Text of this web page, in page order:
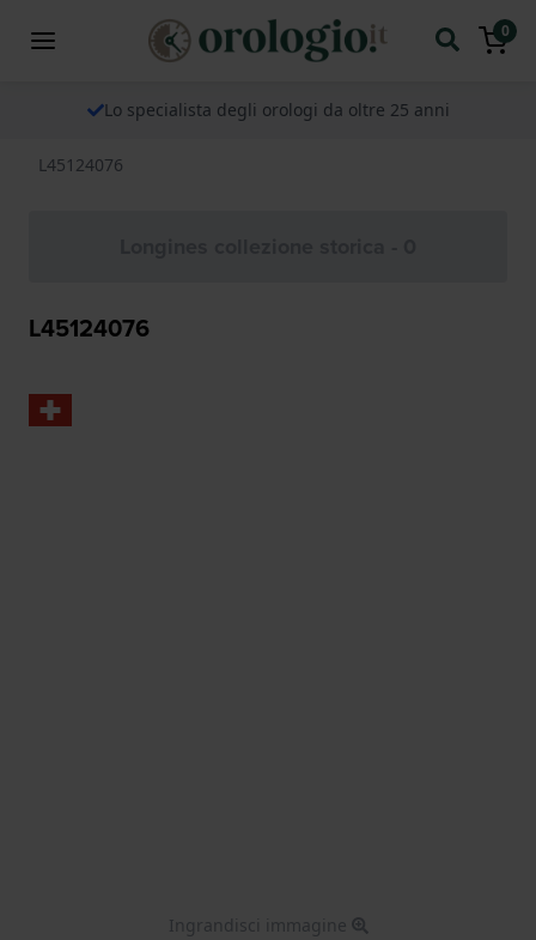
0
Lo specialista degli orologi da oltre 25 anni
L45124076
L45124076
Ingrandisci immagine